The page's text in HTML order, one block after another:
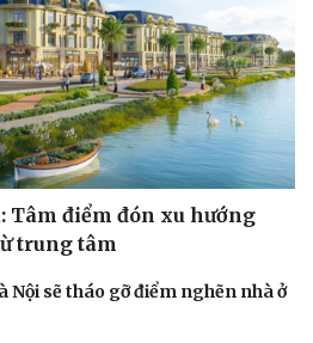
Tâm điểm đón xu hướng
trung tâm
Nội sẽ tháo gỡ điểm nghẽn nhà ở